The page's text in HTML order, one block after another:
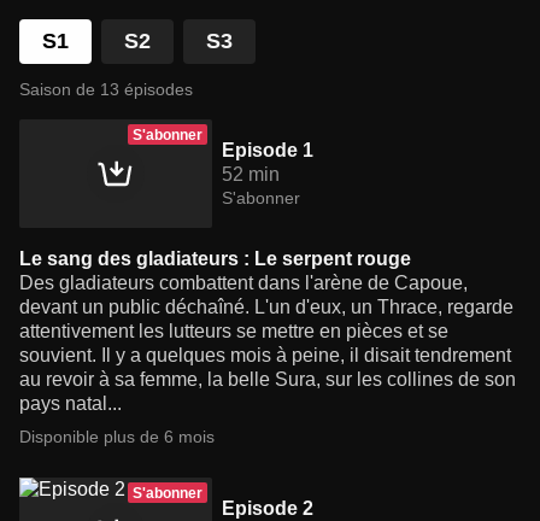
S1 S2 S3
Saison de 13 épisodes
S'abonner
Episode 1
52 min
S'abonner
Le sang des gladiateurs : Le serpent rouge
Des gladiateurs combattent dans l'arène de Capoue,
devant un public déchaîné. L'un d'eux, un Thrace, regarde
attentivement les lutteurs se mettre en pièces et se
souvient. Il y a quelques mois à peine, il disait tendrement
au revoir à sa femme, la belle Sura, sur les collines de son
pays natal...
Disponible plus de 6 mois
S'abonner
Episode 2